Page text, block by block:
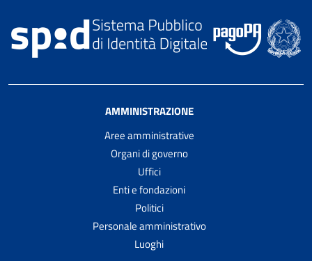
AMMINISTRAZIONE
Aree amministrative
Organi di governo
Uffici
Enti e fondazioni
Politici
Personale amministrativo
Luoghi